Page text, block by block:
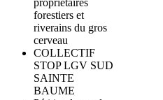
forestiers et
riverains du gros
cerveau
COLLECTIF
STOP LGV SUD
SAINTE
BAUME